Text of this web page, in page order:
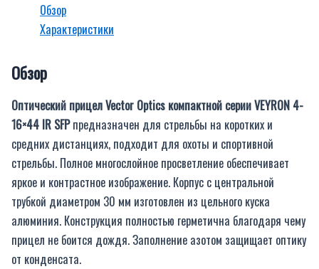
Обзор
Характеристики
Обзор
Оптический прицел Vector Optics компактной серии VEYRON 4-
16×44 IR SFPпредназначен для стрельбы на коротких и
средних дистанциях, подходит для охоты и спортивной
стрельбы. Полное многослойное просветление обеспечивает
яркое и контрастное изображение. Корпус с центральной
трубкой диаметром 30 мм изготовлен из цельного куска
алюминия. Конструкция полностью герметична благодаря чему
прицел не боится дождя. Заполнение азотом защищает оптику
от конденсата.